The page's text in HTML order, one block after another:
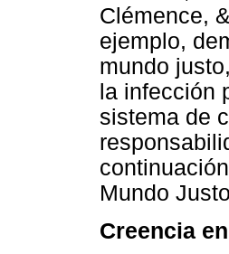
Clémence,
ejemplo,
mundo
la infección
sistema de
Mundo
Creencia